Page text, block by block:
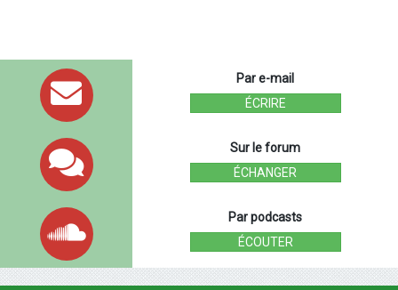
Par e-mail
ÉCRIRE
Sur le forum
ÉCHANGER
Par podcasts
ÉCOUTER